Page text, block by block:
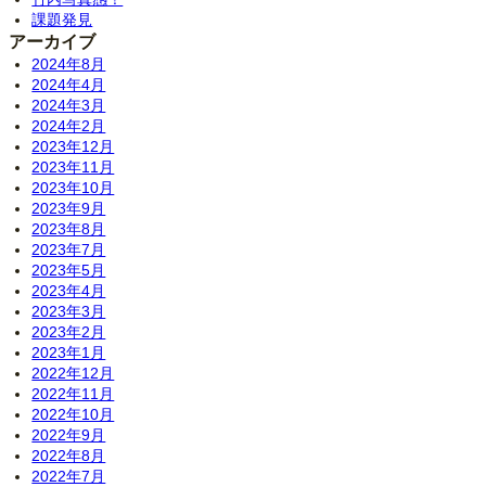
課題発見
アーカイブ
2024年8月
2024年4月
2024年3月
2024年2月
2023年12月
2023年11月
2023年10月
2023年9月
2023年8月
2023年7月
2023年5月
2023年4月
2023年3月
2023年2月
2023年1月
2022年12月
2022年11月
2022年10月
2022年9月
2022年8月
2022年7月